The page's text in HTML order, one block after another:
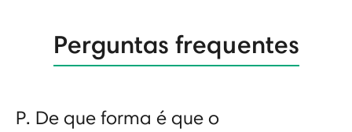
Perguntas frequentes
P. De que forma é que o